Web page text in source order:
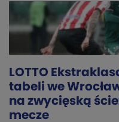
LOTTO
tabeli we
na zwycięską
mecze